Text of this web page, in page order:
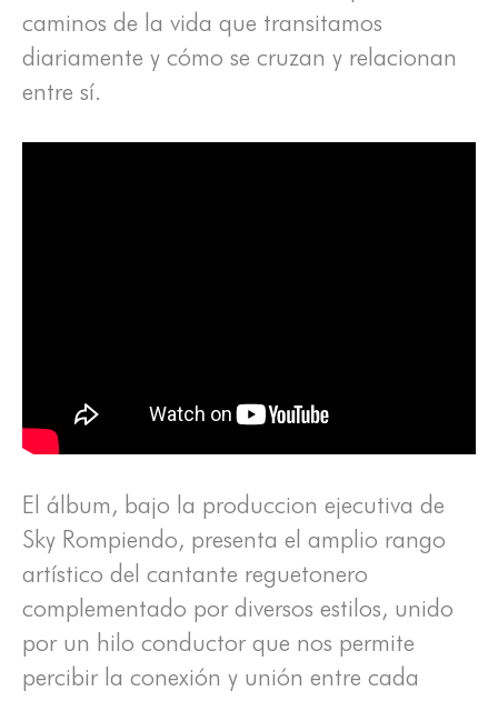
caminos de la vida que transitamos
diariamente y cómo se cruzan y relacionan
entre sí.
El álbum, bajo la produccion ejecutiva de
Sky Rompiendo, presenta el amplio rango
artístico del cantante reguetonero
complementado por diversos estilos, unido
por un hilo conductor que nos permite
percibir la conexión y unión entre cada